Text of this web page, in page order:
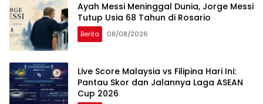
Ayah Messi Meninggal Dunia, Jorge Messi
Tutup Usia 68 Tahun di Rosario
Berita 08/08/2026
Live Score Malaysia vs Filipina Hari Ini:
Pantau Skor dan Jalannya Laga ASEAN
Cup 2026